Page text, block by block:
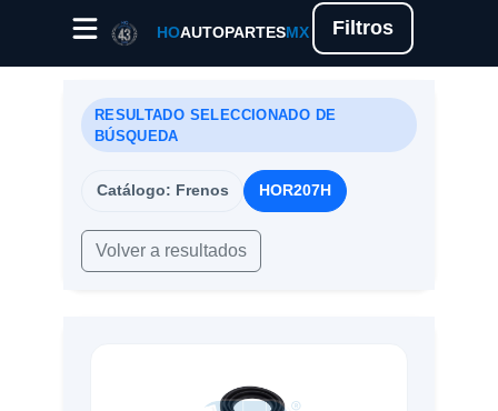
HOAUTOPARTESMX Filtros
RESULTADO SELECCIONADO DE
BÚSQUEDA
Catálogo: Frenos HOR207H
Volver a resultados